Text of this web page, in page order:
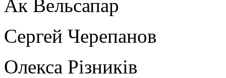
Ак Вельсапар
Сергей Черепанов
Олекса Рiзникiв